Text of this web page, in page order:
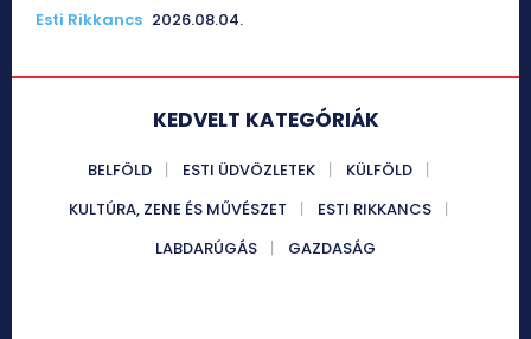
Esti Rikkancs 2026.08.04.
KEDVELT KATEGÓRIÁK
BELFÖLD ESTI ÜDVÖZLETEK
KÜLFÖLD
KULTÚRA, ZENE ÉS MŰVÉSZET
ESTI RIKKANCS
LABDARÚGÁS
GAZDASÁG